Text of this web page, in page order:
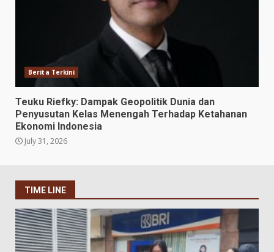
Berita Terkini
Teuku Riefky: Dampak Geopolitik Dunia dan
Penyusutan Kelas Menengah Terhadap Ketahanan
Ekonomi Indonesia
July 31, 2026
TIME LINE